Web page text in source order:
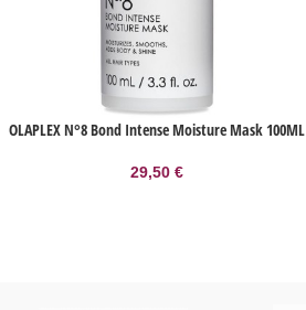
OLAPLEX N°8 Bond Intense Moisture Mask 100ML
29,50 €